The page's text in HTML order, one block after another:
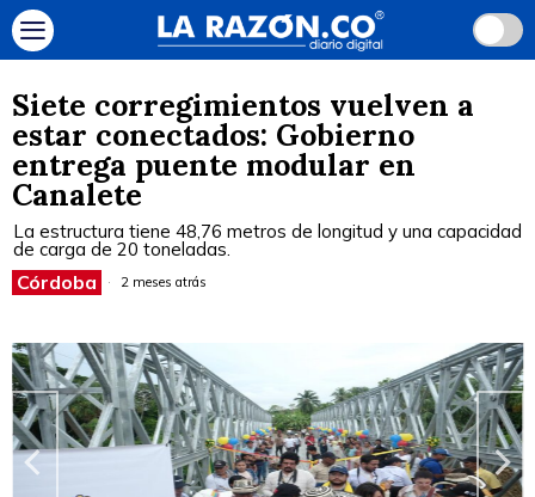
Siete corregimientos vuelven a
estar conectados: Gobierno
entrega puente modular en
Canalete
La estructura tiene 48,76 metros de longitud y una capacidad
de carga de 20 toneladas.
Córdoba 2 meses atrás